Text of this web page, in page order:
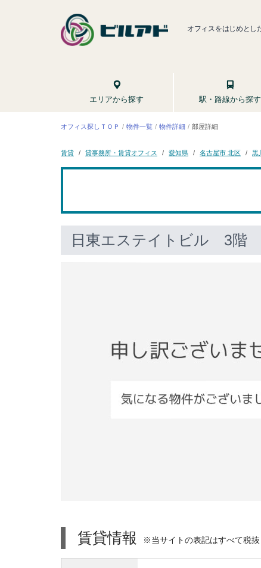
オフィスをはじめとし
エリアから探す 駅・路線から探す
オフィス探しＴＯＰ 物件一覧 物件詳細 部屋詳細
賃貸 貸事務所・賃貸オフィス 愛知県 名古屋市 北区 黒
日東エステイトビル 3階
賃貸情報 ※当サイトの表記はすべて税抜